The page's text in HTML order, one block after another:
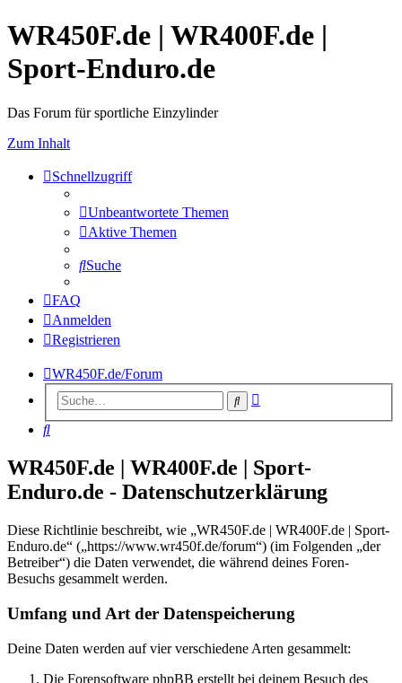
WR450F.de | WR400F.de |
Sport-Enduro.de
Das Forum für sportliche Einzylinder
Zum Inhalt
Schnellzugriff
Unbeantwortete Themen
Aktive Themen
Suche
FAQ
Anmelden
Registrieren
WR450F.de/Forum
Suche
Suche
WR450F.de | WR400F.de | Sport-
Enduro.de - Datenschutzerklärung
Diese Richtlinie beschreibt, wie „WR450F.de | WR400F.de | Sport-
Enduro.de“ („https://www.wr450f.de/forum“) (im Folgenden „der
Betreiber“) die Daten verwendet, die während deines Foren-
Besuchs gesammelt werden.
Umfang und Art der Datenspeicherung
Deine Daten werden auf vier verschiedene Arten gesammelt:
Die Forensoftware phpBB erstellt bei deinem Besuch des